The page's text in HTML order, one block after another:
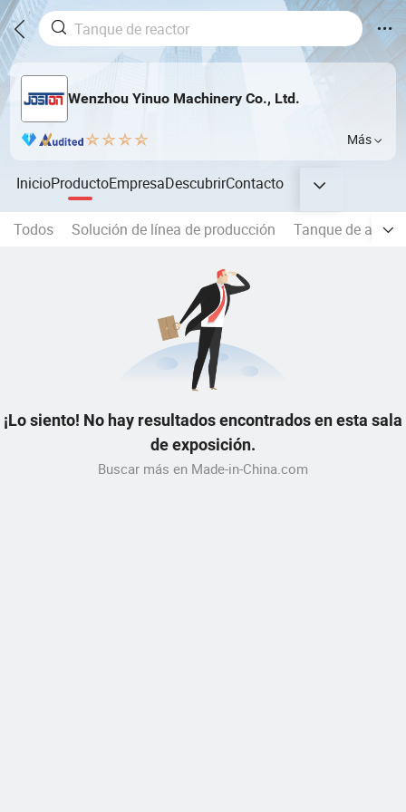
Wenzhou Yinuo Machinery Co., Ltd.
Más
InicioProductoEmpresaDescubrirContacto
Todos Solución de línea de producción Tanque de
¡Lo siento! No hay resultados encontrados en esta sala
de exposición.
Buscar más en Made-in-China.com